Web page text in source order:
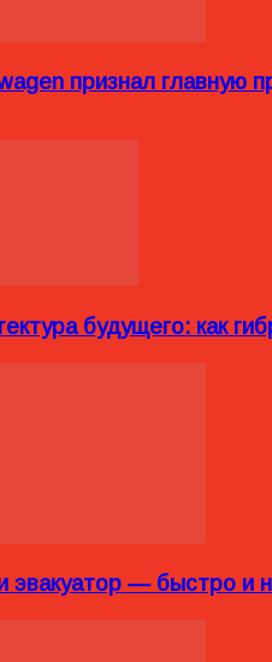
признал главную
будущего: как
эвакуатор — быстро и